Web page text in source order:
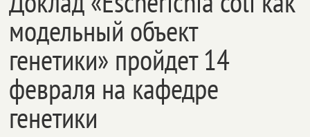
модельный объект
генетики» пройдет 14
февраля на кафедре
генетики